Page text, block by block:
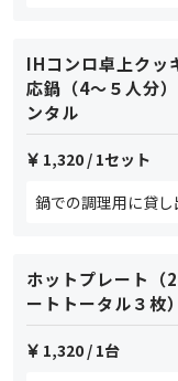
IHコンロ卓上ク
応鍋（4〜５人分
ンタル
1,320 / 1セット
鍋での調理用に貸し
ホットプレート（
ートトータル３枚）
1,320 / 1台